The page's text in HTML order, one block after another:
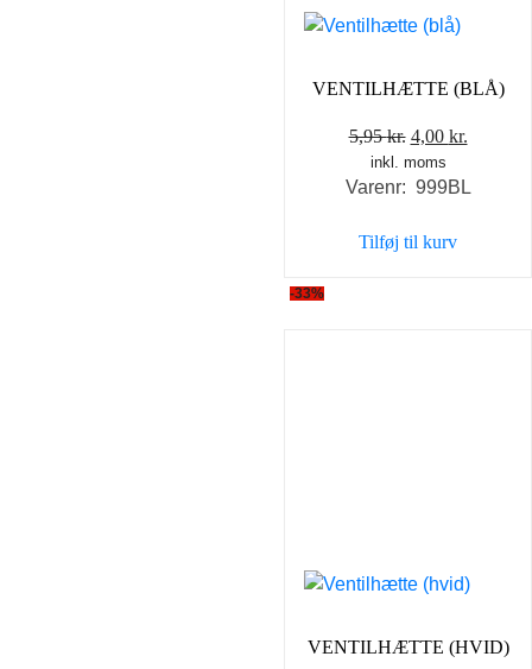
VENTILHÆTTE (BLÅ)
5,95kr. Den
oprindelige
pris
5,95 kr..
4,00 kr.
pris
inkl. moms
Varenr: 999BL
Tilføj til kurv
-33%
VENTILHÆTTE (HVID)